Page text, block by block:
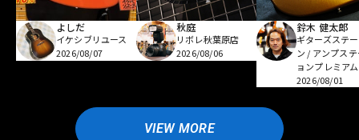
よしだ
イケシブリユース
2026/08/07
秋庭
リボレ秋葉原店
2026/08/06
鈴木 健太郎
ギターズステ
ン / アンプス
ョンプレミアム
2026/08/01
VIEW MORE